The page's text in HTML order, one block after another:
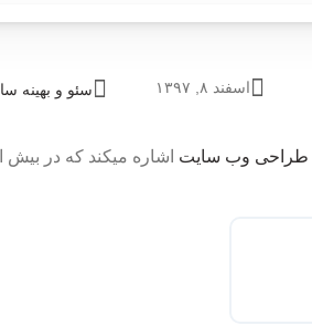
اسفند ۸, ۱۳۹۷ سئو و بهینه
طراحی وب سایت اشاره میکند که در بیش